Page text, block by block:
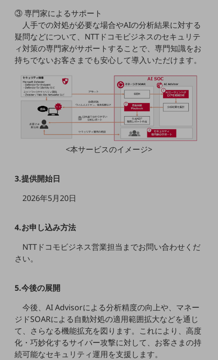
モビリティ
製造・建設業
小売業
モバイルTOP
法人向けスマホ・携帯に関する、
おすすめの機種、料金やサービスをご紹介
ビジネス向けスマートフォン
データ通信製品
ドコモケータイ
衛星携帯電話
料金TOP
ドコモBiz データ無制限 ドコモ MAX ドコモ mini ドコモBiz かけ放題
ケータイプラン
5Gデータプラス
③ 専門家によるサポート
人手での対処が必要な場合やAIの分析結果に対する
疑問などについて、NTTドコモビジネスのセキュリテ
ィ対策の専門家がサポートすることで、専門知識をお
持ちでないお客さまでも安心して導入いただけます。
<本サービスのイメージ>
3.提供開始日
2026年5月20日
4.お申し込み方法
NTTドコモビジネス営業担当までお問い合わせくだ
さい。
5.今後の展開
今後、AI Advisorによる分析精度の向上や、マネー
ジドSOARによる自動対処の適用範囲拡大などを通じ
て、さらなる機能拡充を図ります。これにより、高度
化・巧妙化するサイバー攻撃に対して、お客さまの持
続可能なセキュリティ運用を支援します。